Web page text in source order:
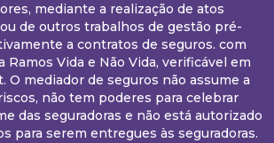
mediante a realização de atos
de outros trabalhos de gestão pré-
a contratos de seguros. com
Ramos Vida e Não Vida, verificável em
O mediador de seguros não assume a
não tem poderes para celebrar
das seguradoras e não está autorizado
para serem entregues às seguradoras.